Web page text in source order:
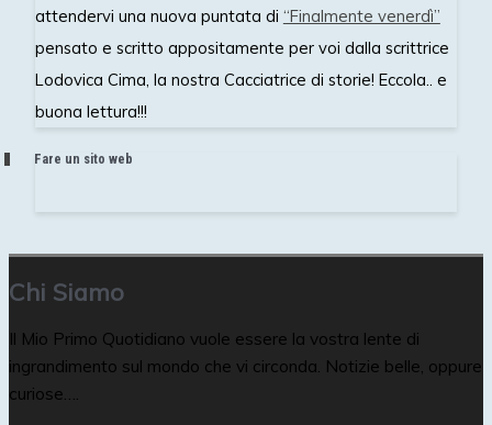
attendervi una nuova puntata di “Finalmente venerdì”
pensato e scritto appositamente per voi dalla scrittrice
Lodovica Cima, la nostra Cacciatrice di storie! Eccola.. e
buona lettura!!!
Fare un sito web
Chi Siamo
Il Mio Primo Quotidiano vuole essere la vostra lente di
ingrandimento sul mondo che vi circonda. Notizie belle, oppure
curiose….